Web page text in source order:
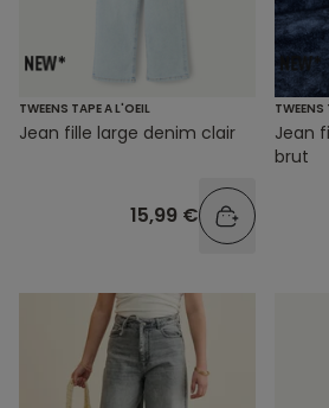
TWEENS TAPE A L'OEIL
Jean fille large denim clair
15,99 €
TWEENS
Jean
brut